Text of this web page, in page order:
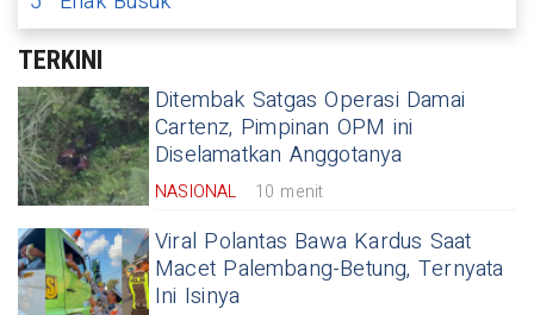
TERKINI
Ditembak Satgas Operasi Damai
Cartenz, Pimpinan OPM ini
Diselamatkan Anggotanya
NASIONAL 10 menit
Viral Polantas Bawa Kardus Saat
Macet Palembang-Betung, Ternyata
Ini Isinya